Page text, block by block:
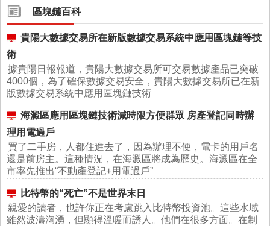
區塊鏈百科
貴陽大數據交易所在新版數據交易系統中應用區塊鏈等技
術
據貴陽日報報道，貴陽大數據交易所可交易數據產品已突破
4000個，為了確保數據交易安全，貴陽大數據交易所已在新
版數據交易系統中應用區塊鏈技術
海澱區應用區塊鏈技術減時限方便群眾 房產登記同時辦
理用電過戶
買了二手房，人都住進去了，因為辦理不便，電卡的用戶名
還是前房主。這種情況，在海澱區將成為歷史。海澱區在全
市率先推出“不動產登記+用電過戶”
比特幣的“死亡”不是世界末日
親愛的讀者，也許你正在考慮跳入比特幣投資池。這些水域
雖然波濤洶湧，但顯得溫暖而誘人。他們在很多方面。在制